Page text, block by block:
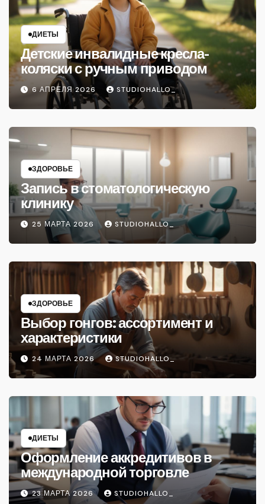
ДИЕТЫ
Детские инвалидные кресла-
коляски с ручным приводом
6 АПРЕЛЯ 2026 STUDIOHALLO_
ЗДОРОВЬЕ
Запись в стоматологическую
клинику
25 МАРТА 2026 STUDIOHALLO_
ЗДОРОВЬЕ
Выбор гонгов: ассортимент и
характеристики
24 МАРТА 2026 STUDIOHALLO_
ДИЕТЫ
Оформление аккредитивов в
международной торговле
23 МАРТА 2026 STUDIOHALLO_